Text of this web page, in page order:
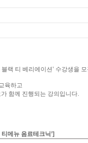
블랙 티 베리에이션’ 수강생을
육하고
함께 진행되는 강의입니다.
티메뉴 음료테크닉’]